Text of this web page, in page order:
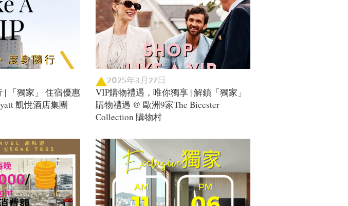
| 「獨家」 住宿優惠
凱悅酒店集團
2025年3月27日
VIP購物禮遇，唯你獨享 | 解鎖「獨家」
購物禮遇 @ 歐洲9家The Bicester
Collection 購物村